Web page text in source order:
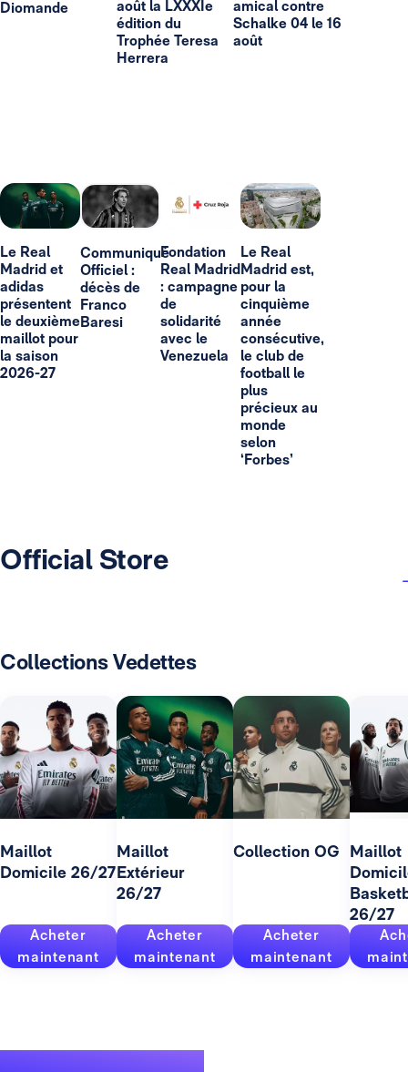
Diomande
août la LXXXIe
édition du
Trophée Teresa
Herrera
amical contre
Schalke 04 le 16
août
Le Real
Madrid et
adidas
présentent
le deuxième
maillot pour
la saison
2026-27
Communiqué
Officiel :
décès de
Franco
Baresi
Fondation
Real Madrid
: campagne
de
solidarité
avec le
Venezuela
Le Real
Madrid est,
pour la
cinquième
année
consécutive,
le club de
football le
plus
précieux au
monde
selon
‘Forbes’
Official Store
Collections Vedettes
Maillot
Domicile 26/27
Acheter
maintenant
Maillot
Extérieur
26/27
Acheter
maintenant
Collection OG
Acheter
maintenant
Maillot
26/27